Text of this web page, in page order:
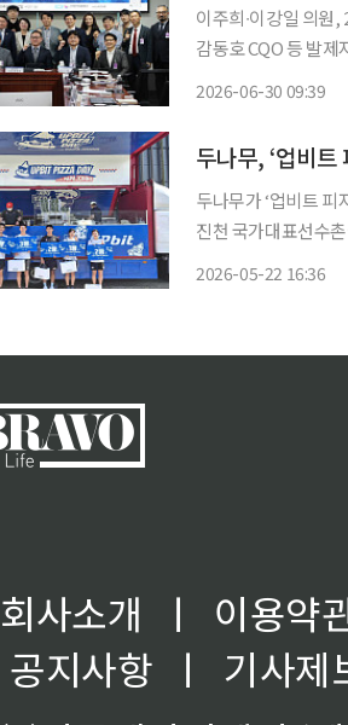
이주희∙이강일 의원
감동호 CQO 등 발제
2026-06-30 09:39
두나무, ‘업비
두나무가 ‘업비트 피자
진천 국가대표선수
2026-05-22 16:36
회사소개 ㅣ
이용약
공지사항
ㅣ
기사제